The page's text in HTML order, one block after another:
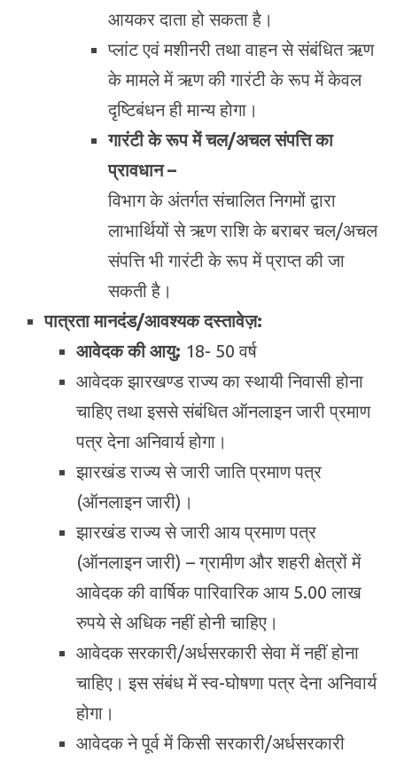
आयकर दाता हो सकता है।
प्लांट एवं मशीनरी तथा वाहन से संबंधित ऋण
के मामले में ऋण की गारंटी के रूप में केवल
दृष्टिबंधन ही मान्य होगा।
गारंटी के रूप में चल/अचल संपत्ति का
प्रावधान –
विभाग के अंतर्गत संचालित निगमों द्वारा
लाभार्थियों से ऋण राशि के बराबर चल/अचल
संपत्ति भी गारंटी के रूप में प्राप्त की जा
सकती है।
पात्रता मानदंड/आवश्यक दस्तावेज़:
आवेदक की आयु: 18- 50 वर्ष
आवेदक झारखण्ड राज्य का स्थायी निवासी होना
चाहिए तथा इससे संबंधित ऑनलाइन जारी प्रमाण
पत्र देना अनिवार्य होगा।
झारखंड राज्य से जारी जाति प्रमाण पत्र
(ऑनलाइन जारी)।
झारखंड राज्य से जारी आय प्रमाण पत्र
(ऑनलाइन जारी) – ग्रामीण और शहरी क्षेत्रों में
आवेदक की वार्षिक पारिवारिक आय 5.00 लाख
रुपये से अधिक नहीं होनी चाहिए।
आवेदक सरकारी/अर्धसरकारी सेवा में नहीं होना
चाहिए। इस संबंध में स्व-घोषणा पत्र देना अनिवार्य
होगा।
आवेदक ने पूर्व में किसी सरकारी/अर्धसरकारी